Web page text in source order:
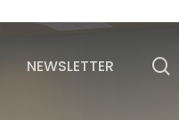
NEWSLETTER